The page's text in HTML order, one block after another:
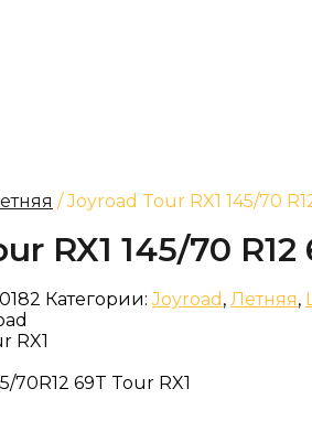
/ Joyroad Tour RX1 145/70
RX1 145/70 R12
Категории: Joyroad , Летняя,
RX1
70R12 69T Tour RX1